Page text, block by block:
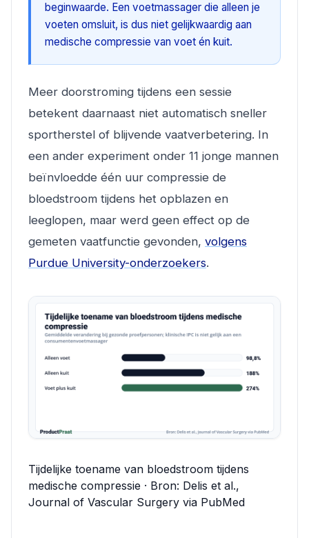
beginwaarde. Een voetmassager die alleen je
voeten omsluit, is dus niet gelijkwaardig aan
medische compressie van voet én kuit.
Meer doorstroming tijdens een sessie
betekent daarnaast niet automatisch sneller
sportherstel of blijvende vaatverbetering. In
een ander experiment onder 11 jonge mannen
beïnvloedde één uur compressie de
bloedstroom tijdens het opblazen en
leeglopen, maar werd geen effect op de
gemeten vaatfunctie gevonden, volgens
Purdue University-onderzoekers.
Tijdelijke toename van bloedstroom tijdens
medische compressie · Bron: Delis et al.,
Journal of Vascular Surgery via PubMed